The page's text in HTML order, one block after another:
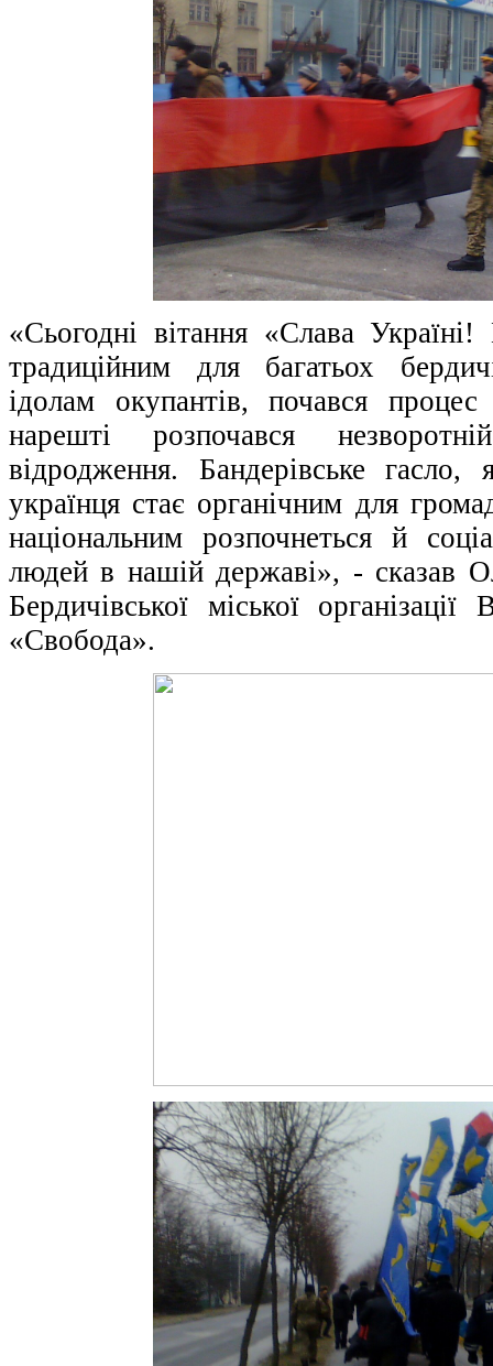
«Сьогодні вітання «Слава
традиційним для багатьох
ідолам окупантів, почався
нарешті розпочався
відродження. Бандерівське
українця стає органічним для
національним розпочнеться й
людей в нашій державі», - сказав
Бердичівської міської організації
«Свобода».